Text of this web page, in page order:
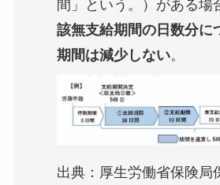
間」という。）がある場
該無支給期間の日数分に
期間は減少しない。
出典：厚生労働省保険